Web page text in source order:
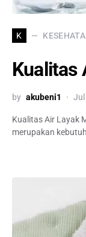
K
Kualitas
by akubeni1
Kualitas Air Layak
merupakan